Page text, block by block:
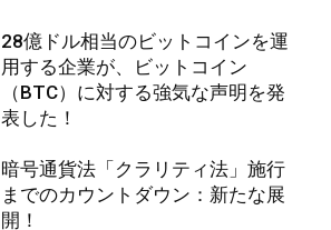
28億ドル相当のビットコインを運
用する企業が、ビットコイン
（BTC）に対する強気な声明を発
表した！
暗号通貨法「クラリティ法」施行
までのカウントダウン：新たな展
開！